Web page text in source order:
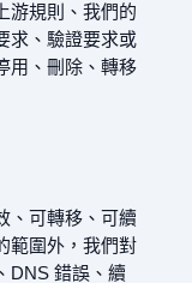
游規則、我們的
求、驗證要求或
用、刪除、轉移
、可轉移、可續
範圍外，我們對
DNS 錯誤、續